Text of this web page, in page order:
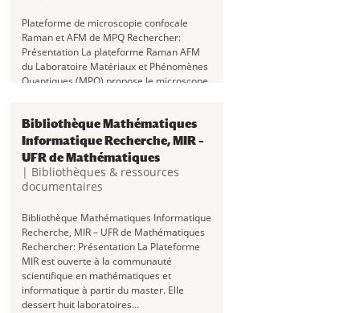
Plateforme de microscopie confocale
Raman et AFM de MPQ Rechercher:
Présentation La plateforme Raman AFM
du Laboratoire Matériaux et Phénomènes
Quantiques (MPQ) propose le microscope
Bibliothèque Mathématiques
Informatique Recherche, MIR –
UFR de Mathématiques
| Bibliothèques & ressources
documentaires
Bibliothèque Mathématiques Informatique
Recherche, MIR – UFR de Mathématiques
Rechercher: Présentation La Plateforme
MIR est ouverte à la communauté
scientifique en mathématiques et
informatique à partir du master. Elle
dessert huit laboratoires...